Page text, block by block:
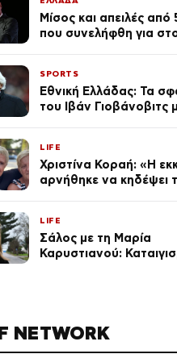
πλουσιοκόριτσο»
Μίσος και απειλές
που συνελήφθη για
στην Ελλάδα
SPORTS
Εθνική Ελλάδας: Τα
του Ιβάν Γιοβάνοβιτς
αποκλεισμό από το
LIFE
Χριστίνα Κοραή: «Η
αρνήθηκε να κηδέψει
LIFE
Σάλος με τη Μαρία
Καρυστιανού:
NETWORK